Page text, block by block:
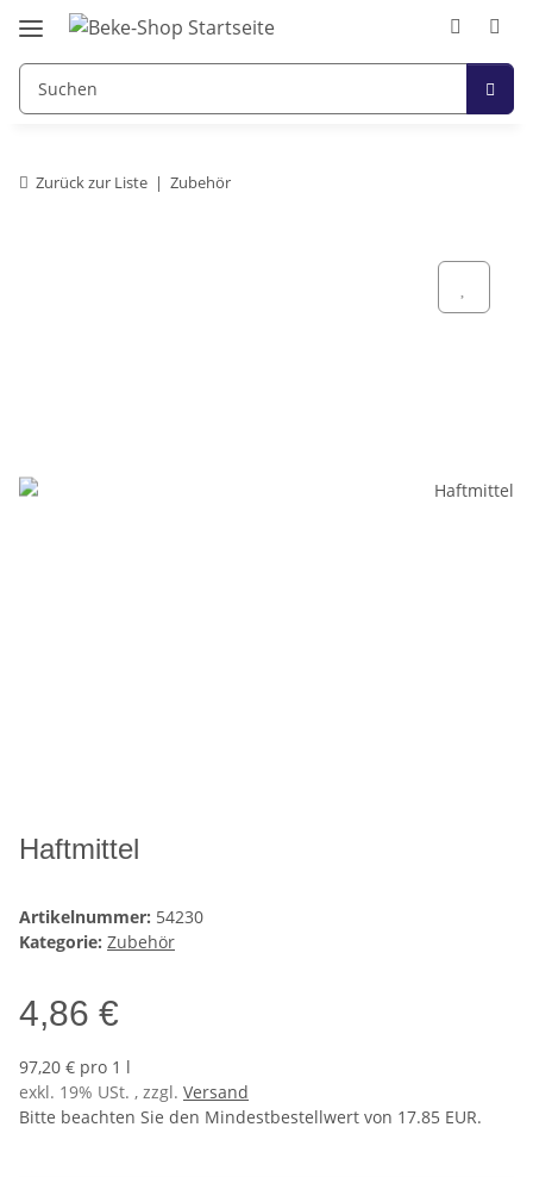
Zurück zur Liste Zubehör
Haftmittel
Artikelnummer: 54230
Kategorie: Zubehör
4,86 €
97,20 € pro 1 l
exkl. 19% USt. , zzgl. Versand
Bitte beachten Sie den Mindestbestellwert von 17.85 EUR.